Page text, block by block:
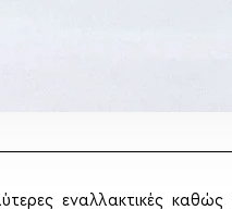
εναλλακτικές